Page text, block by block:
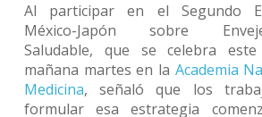
Al participar en el Segundo
México-Japón sobre
Saludable, que se celebra
mañana martes en la Academia
Medicina, señaló que los
formular esa estrategia